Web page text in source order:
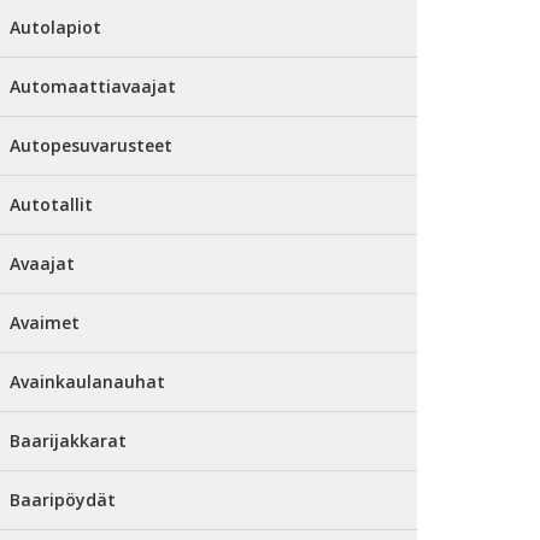
Autolapiot
Automaattiavaajat
Autopesuvarusteet
Autotallit
Avaajat
Avaimet
Avainkaulanauhat
Baarijakkarat
Baaripöydät